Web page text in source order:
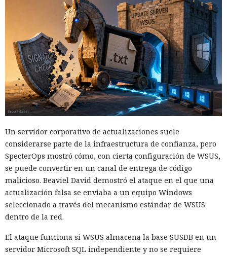
Un servidor corporativo de actualizaciones suele
considerarse parte de la infraestructura de confianza, pero
SpecterOps mostró cómo, con cierta configuración de WSUS,
se puede convertir en un canal de entrega de código
malicioso. Beaviel David demostró el ataque en el que una
actualización falsa se enviaba a un equipo Windows
seleccionado a través del mecanismo estándar de WSUS
dentro de la red.
El ataque funciona si WSUS almacena la base SUSDB en un
servidor Microsoft SQL independiente y no se requiere